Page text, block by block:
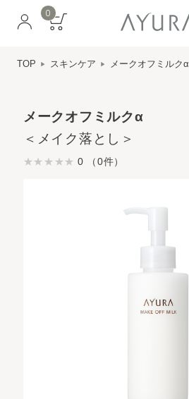
0
TOP スキンケア メークオフミルクα
メークオフミルクα
＜メイク落とし＞
0 （0件）